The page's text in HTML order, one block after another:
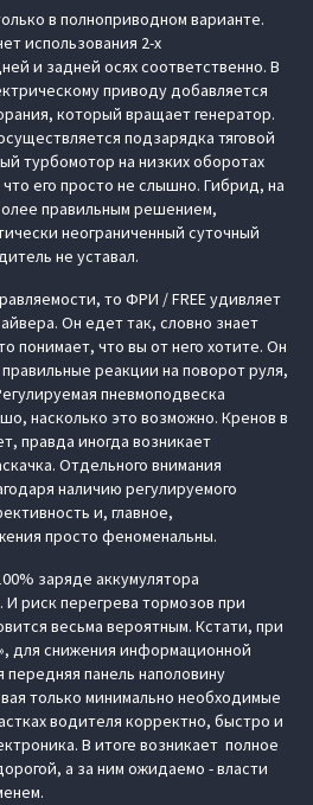
в полноприводном варианте.
использования 2-х
и задней осях соответственно. В
приводу добавляется
который вращает генератор.
подзарядка тяговой
турбомотор на низких оборотах
его просто не слышно. Гибрид, на
правильным решением,
неограниченный суточный
не уставал.
то ФРИ / FREE удивляет
Он едет так, словно знает
понимает, что вы от него хотите. Он
реакции на поворот руля,
пневмоподвеска
насколько это возможно. Кренов в
правда иногда возникает
Отдельного внимания
наличию регулируемого
и, главное,
просто феноменальны.
заряде аккумулятора
риск перегрева тормозов при
весьма вероятным. Кстати, при
для снижения информационной
передняя панель наполовину
только минимально необходимые
водителя корректно, быстро и
В итоге возникает полное
а за ним ожидаемо - власти